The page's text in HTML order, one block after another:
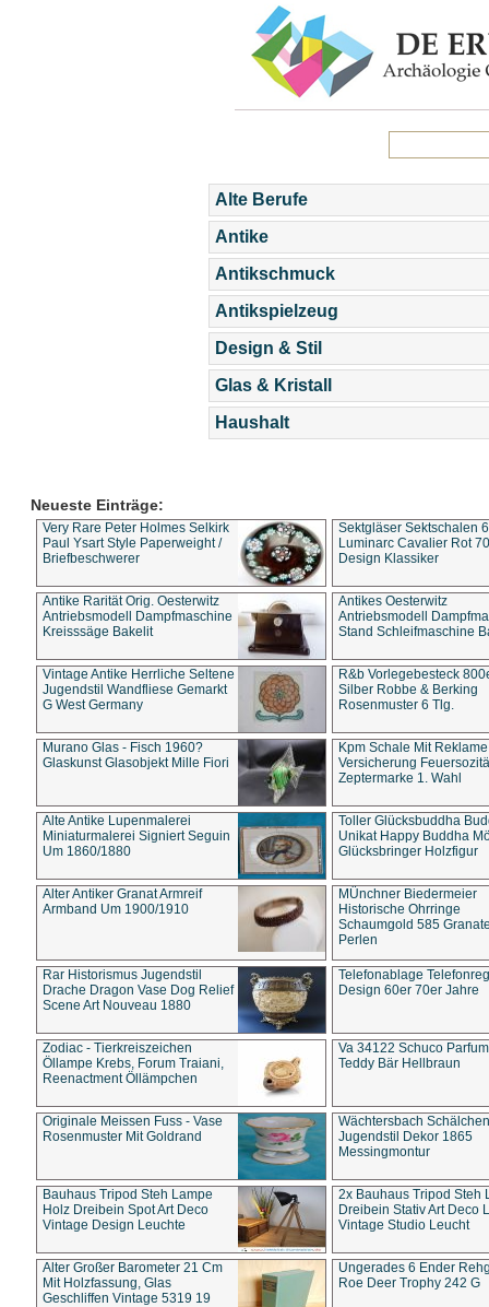
Alte Berufe
Antike
Antikschmuck
Antikspielzeug
Design & Stil
Glas & Kristall
Haushalt
Neueste Einträge:
Very Rare Peter Holmes Selkirk
Paul Ysart Style Paperweight /
Briefbeschwerer
Sektgläser Sektschalen
Luminarc Cavalier Rot
Design Klassiker
Antike Rarität Orig. Oesterwitz
Antriebsmodell Dampfmaschine
Kreisssäge Bakelit
Antikes Oesterwitz
Antriebsmodell
Stand Schleifmaschine
Vintage Antike Herrliche Seltene
Jugendstil Wandfliese Gemarkt
G West Germany
R&b Vorlegebesteck
Silber Robbe & Berking
Rosenmuster 6 Tlg.
Murano Glas - Fisch 1960?
Glaskunst Glasobjekt Mille Fiori
Kpm Schale Mit Reklame
Versicherung
Zeptermarke 1. Wahl
Alte Antike Lupenmalerei
Miniaturmalerei Signiert Seguin
Um 1860/1880
Toller Glücksbuddha
Unikat Happy Buddha
Glücksbringer Holzfigur
Alter Antiker Granat Armreif
Armband Um 1900/1910
MÜnchner Biedermeier
Historische Ohrringe
Schaumgold 585
Perlen
Rar Historismus Jugendstil
Drache Dragon Vase Dog Relief
Scene Art Nouveau 1880
Telefonablage
Design 60er 70er Jahre
Zodiac - Tierkreiszeichen
Öllampe Krebs, Forum Traiani,
Reenactment Öllämpchen
Va 34122 Schuco
Teddy Bär Hellbraun
Originale Meissen Fuss - Vase
Rosenmuster Mit Goldrand
Wächtersbach Schälchen
Jugendstil Dekor 1865
Messingmontur
Bauhaus Tripod Steh Lampe
Holz Dreibein Spot Art Deco
Vintage Design Leuchte
2x Bauhaus Tripod Steh
Dreibein Stativ Art Deco
Vintage Studio Leucht
Alter Großer Barometer 21 Cm
Mit Holzfassung, Glas
Geschliffen Vintage 5319 19
Ungerades 6 Ender
Roe Deer Trophy 242 G